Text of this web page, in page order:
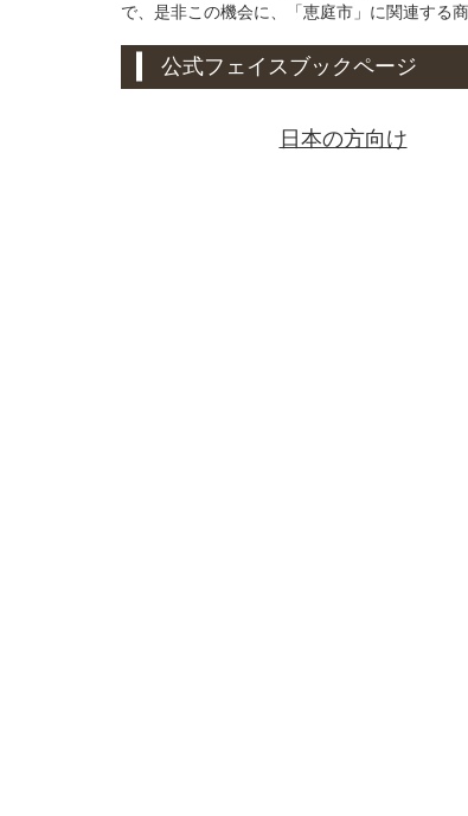
で、是非この機会に、「恵庭市」に関連する
公式フェイスブックページ
日本の方向け